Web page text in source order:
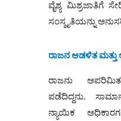
ವೈಶ್ಯ ಮಿಶ್ರಜಾತಿಗೆ
ಸಂಸ್ಕೃತಿಯನ್ನು
ರಾಜನ ಆಡಳಿತ ಮತ್ತು
ರಾಜನು
ಪಡೆದಿದ್ದನು.
ನ್ಯಾಯಿಕ